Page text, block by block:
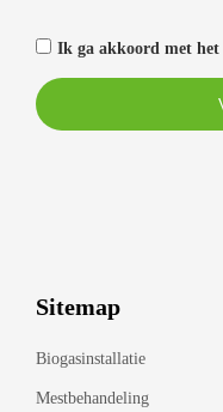
Ik ga akkoord met het
Sitemap
Biogasinstallatie
Mestbehandeling